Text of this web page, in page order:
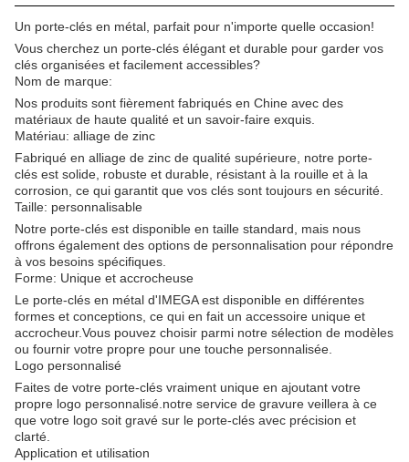
Un porte-clés en métal, parfait pour n'importe quelle occasion!
Vous cherchez un porte-clés élégant et durable pour garder vos
clés organisées et facilement accessibles?
Nom de marque:
Nos produits sont fièrement fabriqués en Chine avec des
matériaux de haute qualité et un savoir-faire exquis.
Matériau: alliage de zinc
Fabriqué en alliage de zinc de qualité supérieure, notre porte-
clés est solide, robuste et durable, résistant à la rouille et à la
corrosion, ce qui garantit que vos clés sont toujours en sécurité.
Taille: personnalisable
Notre porte-clés est disponible en taille standard, mais nous
offrons également des options de personnalisation pour répondre
à vos besoins spécifiques.
Forme: Unique et accrocheuse
Le porte-clés en métal d'IMEGA est disponible en différentes
formes et conceptions, ce qui en fait un accessoire unique et
accrocheur.Vous pouvez choisir parmi notre sélection de modèles
ou fournir votre propre pour une touche personnalisée.
Logo personnalisé
Faites de votre porte-clés vraiment unique en ajoutant votre
propre logo personnalisé.notre service de gravure veillera à ce
que votre logo soit gravé sur le porte-clés avec précision et
clarté.
Application et utilisation